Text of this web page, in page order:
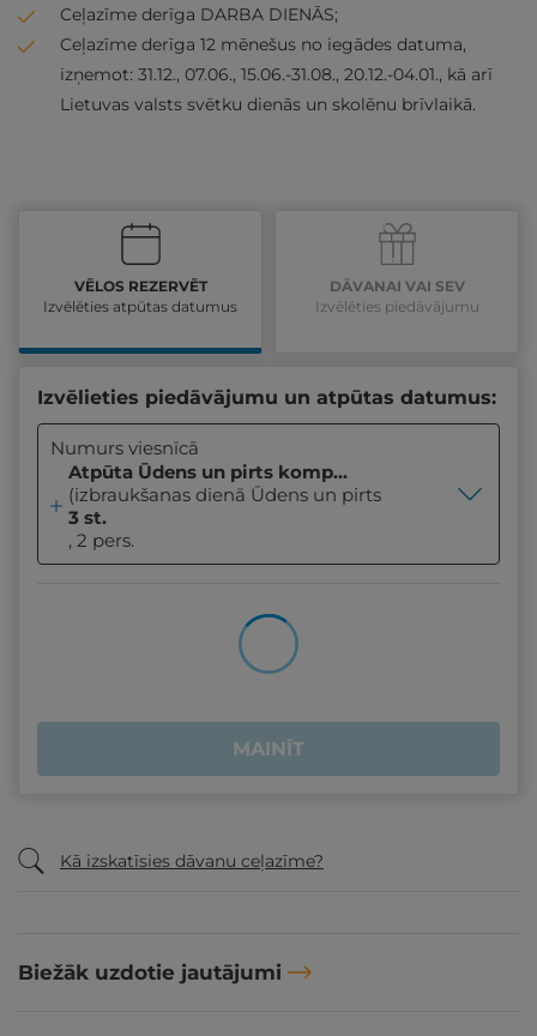
Ceļazīme derīga DARBA DIENĀS;
Ceļazīme derīga 12 mēnešus no iegādes datuma,
izņemot: 31.12., 07.06., 15.06.-31.08., 20.12.-04.01., kā arī
Lietuvas valsts svētku dienās un skolēnu brīvlaikā.
VĒLOS REZERVĒT
Izvēlēties atpūtas datumus
DĀVANAI VAI SEV
Izvēlēties piedāvājumu
Izvēlieties piedāvājumu un atpūtas datumus:
Numurs viesnīcā
Atpūta Ūdens un pirts kompleksā
(izbraukšanas dienā Ūdens un pirts kompleksa un
3 st.
, 2 pers.
MAINĪT
Kā izskatīsies dāvanu ceļazīme?
Biežāk uzdotie jautājumi